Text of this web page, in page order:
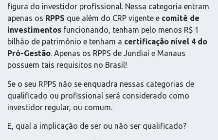
figura do investidor profissional. Nessa categoria entram
apenas os RPPS que além do CRP vigente e comitê de
investimentos funcionando, tenham pelo menos R$ 1
bilhão de patrimônio e tenham a certificação nível 4 do
Pró-Gestão. Apenas os RPPS de Jundiaí e Manaus
possuem tais requisitos no Brasil!
Se o seu RPPS não se enquadra nessas categorias de
qualificado ou profissional será considerado como
investidor regular, ou comum.
E, qual a implicação de ser ou não ser qualificado?